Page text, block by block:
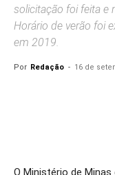
solicitação foi feita e
Horário de verão foi
em 2019.
Por Redação - 16 de
O Ministério de Minas